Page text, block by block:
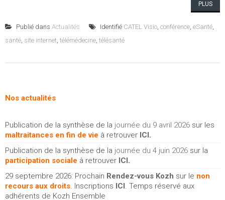
PLUS
Publié dans Actualités Identifié CATEL Visio, conférence, eSanté,
santé, site internet, télémédecine, télésanté
Nos actualités
Publication de la synthèse de la journée du 9 avril 2026 sur les
maltraitances en fin de vie à retrouver ICI .
Publication de la synthèse de la journée du 4 juin 2026 sur la
participation sociale à retrouver ICI .
29 septembre 2026: Prochain Rendez-vous Kozh sur le non
recours aux droits. Inscriptions ICI . Temps réservé aux
adhérents de Kozh Ensemble